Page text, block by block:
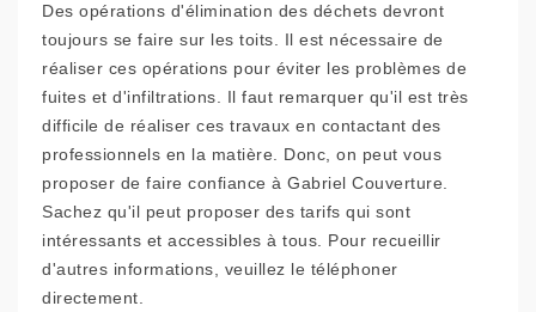
Des opérations d'élimination des déchets devront
toujours se faire sur les toits. Il est nécessaire de
réaliser ces opérations pour éviter les problèmes de
fuites et d'infiltrations. Il faut remarquer qu'il est très
difficile de réaliser ces travaux en contactant des
professionnels en la matière. Donc, on peut vous
proposer de faire confiance à Gabriel Couverture.
Sachez qu'il peut proposer des tarifs qui sont
intéressants et accessibles à tous. Pour recueillir
d'autres informations, veuillez le téléphoner
directement.